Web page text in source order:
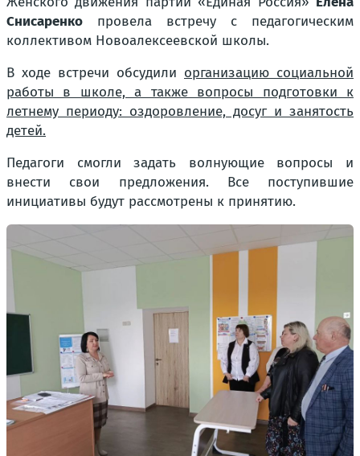
Снисаренко провела встречу с педагогическим
коллективом Новоалексеевской школы.
В ходе встречи обсудили организацию социальной
работы в школе, а также вопросы подготовки к
летнему периоду: оздоровление, досуг и занятость
детей.
Педагоги смогли задать волнующие вопросы и
внести свои предложения. Все поступившие
инициативы будут рассмотрены к принятию.